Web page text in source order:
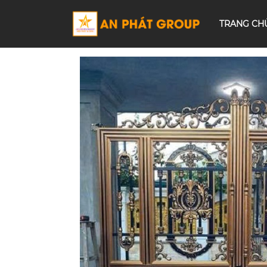
TRANG